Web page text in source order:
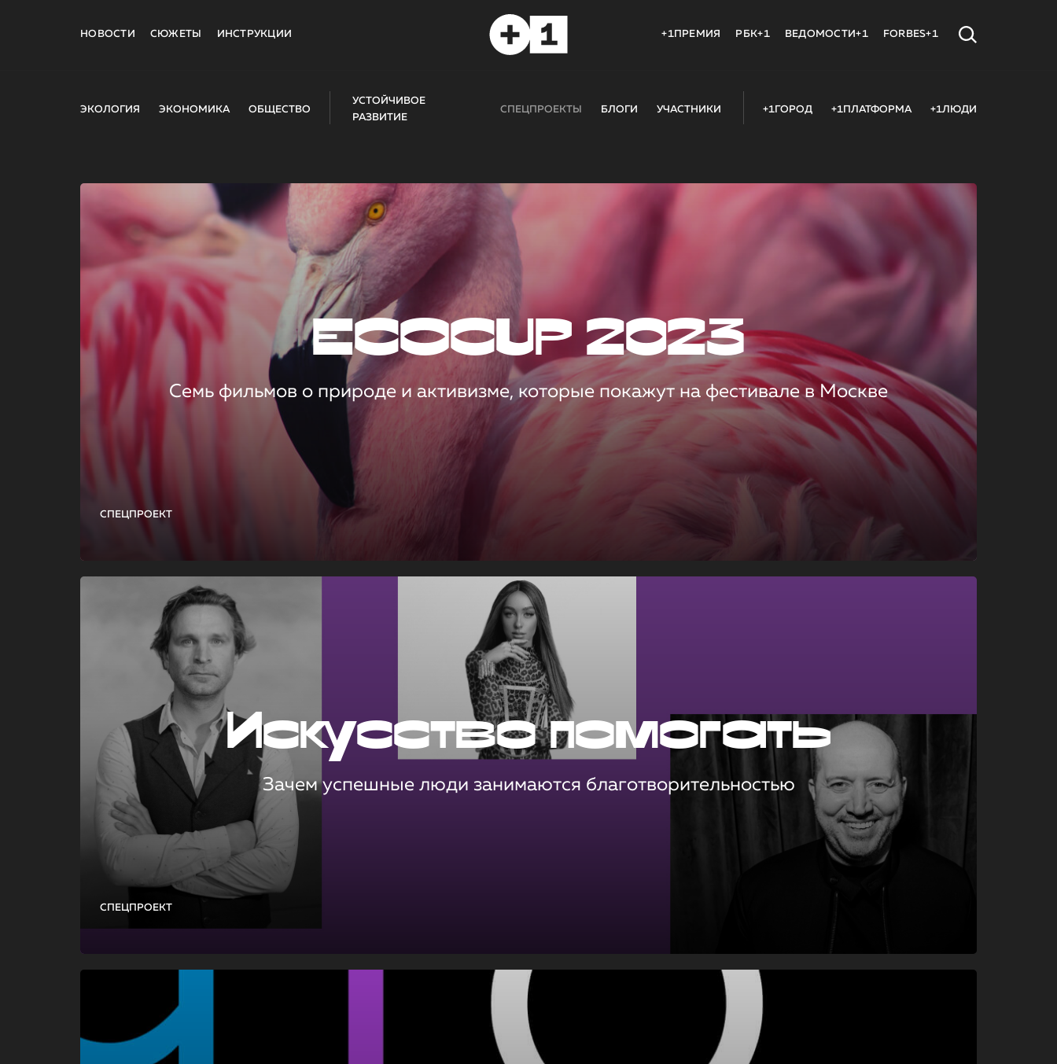
НОВОСТИ СЮЖЕТЫ ИНСТРУКЦИИ +1ПРЕМИЯ РБК+1 ВЕДОМОСТИ+1 FORBES+1
ЭКОЛОГИЯ ЭКОНОМИКА ОБЩЕСТВО
УСТОЙЧИВОЕ
РАЗВИТИЕ
СПЕЦПРОЕКТЫ БЛОГИ УЧАСТНИКИ +1ГОРОД +1ПЛАТФОРМА +1ЛЮДИ
СПЕЦПРОЕКТ
ECOCUP 2023
Семь фильмов о природе и активизме, которые покажут на фестивале в Москве
СПЕЦПРОЕКТ
Искусство помогать
Зачем успешные люди занимаются благотворительностью